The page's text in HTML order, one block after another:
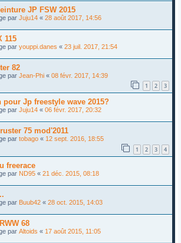
JP FSW 2015
par Juju14 « 28 août 2017, 14:56
115
par youppi.danes « 23 juil. 2017, 21:54
82
par Jean-Phi « 08 févr. 2017, 14:39
1 2 3
pour Jp freestyle wave 2015?
par Juju14 « 06 févr. 2017, 20:32
75 mod'2011
par tobago « 12 sept. 2016, 18:55
1 2 3 4
freerace
par ND95 « 21 déc. 2015, 08:18
par Buub42 « 28 oct. 2015, 14:03
68
par Altoids « 17 août 2015, 11:05